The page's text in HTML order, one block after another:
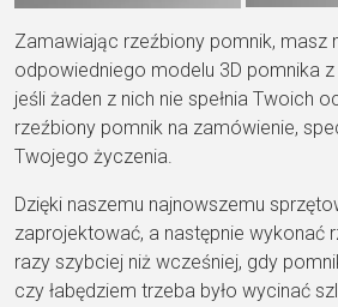
Zamawiając rzeźbiony pomnik, masz
odpowiedniego modelu 3D pomnika
jeśli żaden z nich nie spełnia Twoich
rzeźbiony pomnik na zamówienie,
Twojego życzenia.
Dzięki naszemu najnowszemu
zaprojektować, a następnie wykonać
razy szybciej niż wcześniej, gdy
czy łabędziem trzeba było wycinać